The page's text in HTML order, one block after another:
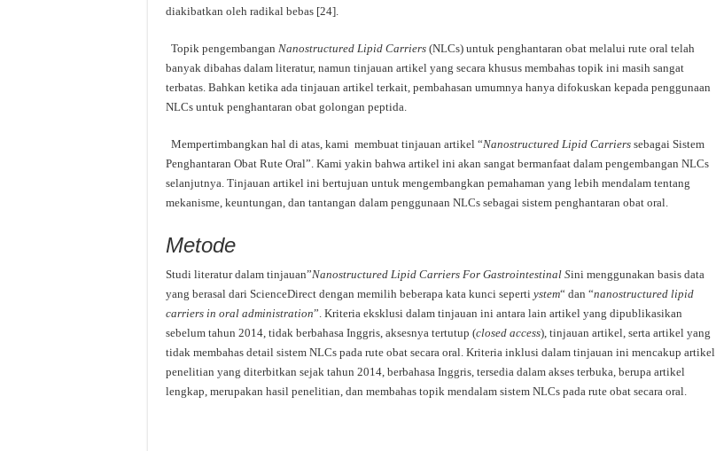
diakibatkan oleh radikal bebas [24].
Topik pengembangan Nanostructured Lipid Carriers (NLCs) untuk penghantaran obat melalui rute oral telah
banyak dibahas dalam literatur, namun tinjauan artikel yang secara khusus membahas topik ini masih sangat
terbatas. Bahkan ketika ada tinjauan artikel terkait, pembahasan umumnya hanya difokuskan kepada penggunaan
NLCs untuk penghantaran obat golongan peptida.
Mempertimbangkan hal di atas, kami membuat tinjauan artikel “Nanostructured Lipid Carriers sebagai Sistem
Penghantaran Obat Rute Oral”. Kami yakin bahwa artikel ini akan sangat bermanfaat dalam pengembangan NLCs
selanjutnya. Tinjauan artikel ini bertujuan untuk mengembangkan pemahaman yang lebih mendalam tentang
mekanisme, keuntungan, dan tantangan dalam penggunaan NLCs sebagai sistem penghantaran obat oral.
Metode
Studi literatur dalam tinjauan”Nanostructured Lipid Carriers For Gastrointestinal Sini menggunakan basis data
yang berasal dari ScienceDirect dengan memilih beberapa kata kunci seperti ystem“ dan “nanostructured lipid
carriers in oral administration”. Kriteria eksklusi dalam tinjauan ini antara lain artikel yang dipublikasikan
sebelum tahun 2014, tidak berbahasa Inggris, aksesnya tertutup (closed access), tinjauan artikel, serta artikel yang
tidak membahas detail sistem NLCs pada rute obat secara oral. Kriteria inklusi dalam tinjauan ini mencakup artikel
penelitian yang diterbitkan sejak tahun 2014, berbahasa Inggris, tersedia dalam akses terbuka, berupa artikel
lengkap, merupakan hasil penelitian, dan membahas topik mendalam sistem NLCs pada rute obat secara oral.